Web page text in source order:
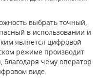
выбрать точный,
в использовании и
является цифровой
режиме производит
чему оператор
виде.